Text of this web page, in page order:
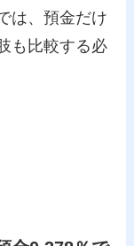
は、預金だけ
も比較する必